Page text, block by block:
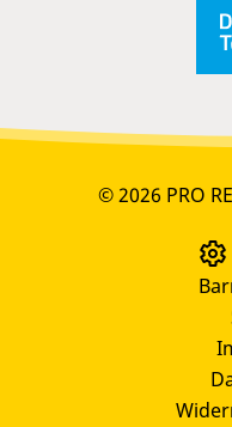
© 2026 PRO